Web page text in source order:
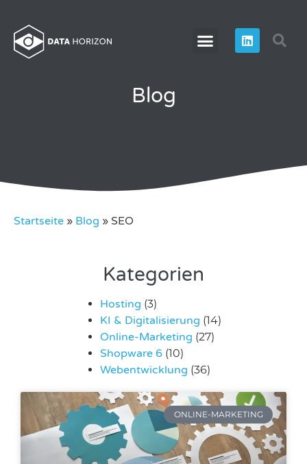
Blog
Startseite » Blog » SEO
ONLINE-MARKETING
Kategorien
Hosting (3)
KI & Digitalisierung (14)
Online-Marketing (27)
Shopware 6(10)
Webentwicklung (36)